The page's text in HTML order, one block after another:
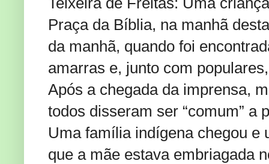
Praça da Bíblia, na manhã
da manhã, quando foi
amarras e, junto com
Após a chegada da imprensa,
todos disseram ser “comum” a
Uma família indígena chegou e
que a mãe estava embriagada